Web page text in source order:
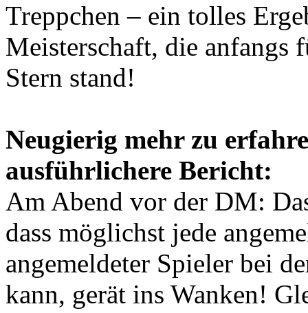
Treppchen – ein tolles
Meisterschaft, die anfangs
Stern stand!
Neugierig mehr zu
ausführlichere Bericht:
Am Abend vor der DM:
dass möglichst jede
angemeldeter Spieler bei
kann, gerät ins Wanken!